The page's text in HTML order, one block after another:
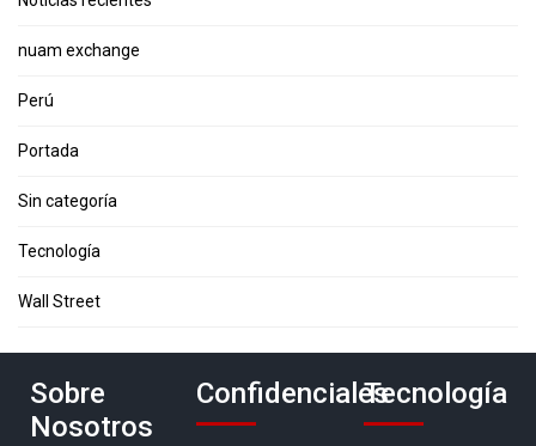
nuam exchange
Perú
Portada
Sin categoría
Tecnología
Wall Street
Sobre
Nosotros
ConfidencialesTecnología